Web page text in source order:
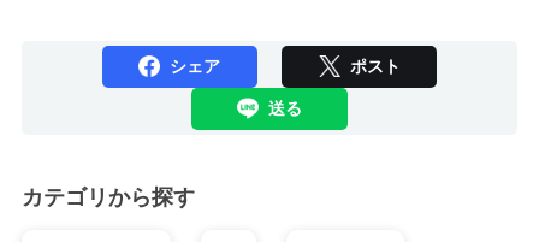
シェア ポスト
送る
カテゴリから探す